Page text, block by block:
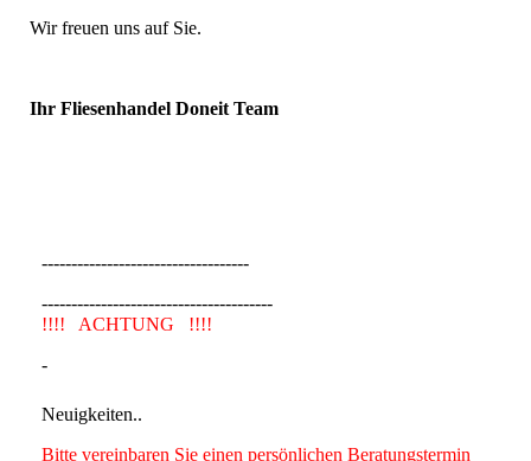
Wir freuen uns auf Sie.
Ihr Fliesenhandel Doneit Team
-----------------------------------
---------------------------------------
!!!! ACHTUNG !!!!
-
Neuigkeiten..
Bitte vereinbaren Sie einen persönlichen Beratungstermin